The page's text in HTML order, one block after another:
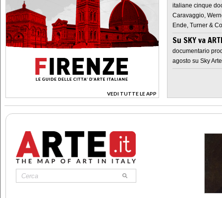
VEDI TUTTE LE APP
>
italiane cinque
Caravaggio,
Ende, Turner &
Su SKY va
documentario
agosto su Sky Arte